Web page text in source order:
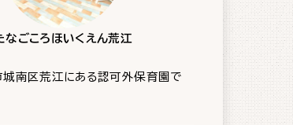
なごころほいくえん荒江
南区荒江にある認可外保育園で